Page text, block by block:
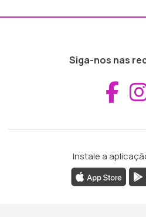
Siga-nos nas
Instale a